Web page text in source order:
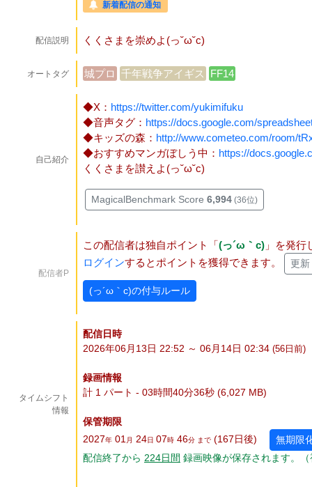
新着配信の通知
配信説明 くくさまを崇めよ(っ˘ω˘c)
オートタグ 城プロ 千年戦争アイギス FF14
自己紹介
◆X： https://twitter.com/yukimifuku
◆音声タグ： https://docs.google.com/
◆キッズの森： http://www.cometeo.com/room/
◆おすすめマンガぼしう中： https://
くくさまを讃えよ(っ˘ω˘c)
MagicalBenchmark Score 6,994 (36位)
配信者P
この配信者は独自ポイント「(っ´ω｀c) 」を発行
ログインするとポイントを獲得できます。 更新
(っ´ω｀c)の付与ルール
タイムシフト
情報
配信日時
2026年06月13日 22:52 ～ 06月14日 02:34 (56 日 前)
録画情報
計 1 パート - 03時間40分36秒 (6,027 MB)
保管期限
2027年 01月 24日 07時 46分 まで (167日後)
無期限
配信終了から 224日間 録画映像が保存されます。